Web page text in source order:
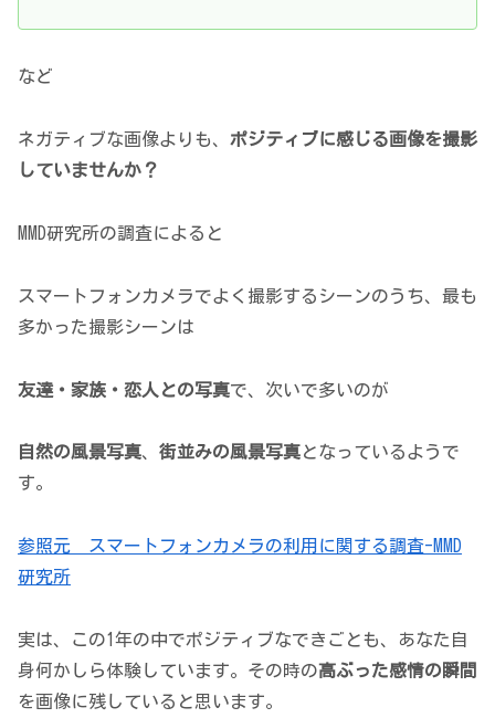
など
ネガティブな画像よりも、 ポジティブに感じる画像を撮影
していませんか？
MMD研究所の調査によると
スマートフォンカメラでよく撮影するシーンのうち、最も
多かった撮影シーンは
友達・家族・恋人との写真で、次いで多いのが
自然の風景写真、 街並みの風景写真となっているようで
す。
参照元 スマートフォンカメラの利用に関する調査-MMD
研究所
実は、この1年の中でポジティブなできごとも、あなた自
身何かしら体験しています。その時の高ぶった感情の瞬間
を画像に残していると思います。